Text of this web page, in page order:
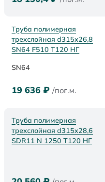
Труба полимерная
трехслойная d315х26,8
SN64 F510 Т120 НГ
SN64
19 636 ₽ /пог.м.
Труба полимерная
трехслойная d315x28,6
SDR11 N 1250 Т120 НГ